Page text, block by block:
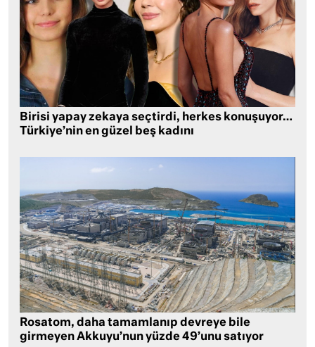
Birisi yapay zekaya seçtirdi, herkes konuşuyor…
Türkiye’nin en güzel beş kadını
Rosatom, daha tamamlanıp devreye bile
girmeyen Akkuyu’nun yüzde 49’unu satıyor